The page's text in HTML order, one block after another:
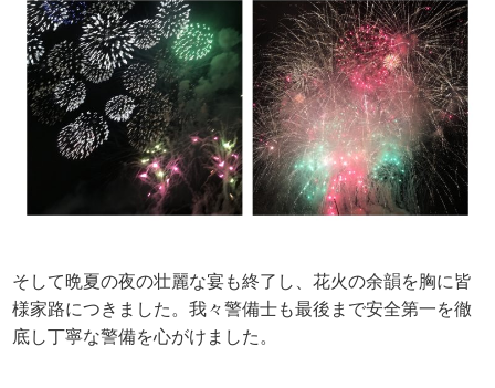
そして晩夏の夜の壮麗な宴も終了し、花火の余韻を胸に皆
様家路につきました。我々警備士も最後まで安全第一を徹
底し丁寧な警備を心がけました。